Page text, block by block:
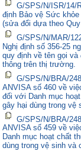
G/SPS/N/ISR/14/
định Bảo vệ Sức
(sửa đổi dựa theo
G/SPS/N/MAR/
Nghị định số 356-25
quy định về tên gọi
thông trên thị trường.
G/SPS/N/BRA/
ANVISA số 460 về
đối với Danh mục
gây hại dùng trong vệ
G/SPS/N/BRA/
ANVISA số 459 về
Danh mục hoạt chất
dùng trong vệ sinh và